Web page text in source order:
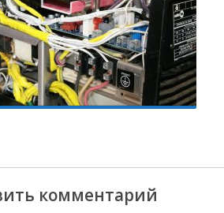
комментарий